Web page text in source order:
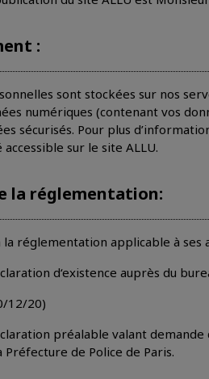
:
sont stockées sur nos
numériques (contenant vos
sécurisés. Pour plus
sur le site ALLU.
la réglementation:
réglementation applicable à ses
d‘existence auprès du
12/20)
préalable valant
de Police de Paris.